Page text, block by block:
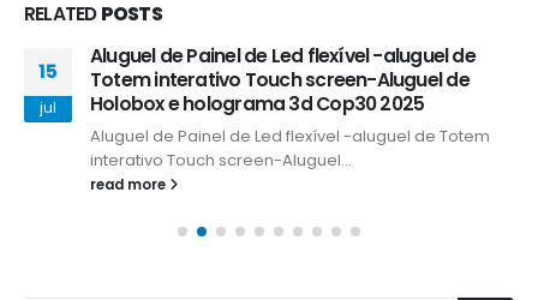
RELATEDPOSTS
15
jul
Aluguel de Painel de Led flexível -aluguel de
Totem interativo Touch screen-Aluguel de
Holobox e holograma 3d Cop30 2025
Aluguel de Painel de Led flexível -aluguel de Totem
interativo Touch screen-Aluguel...
read more